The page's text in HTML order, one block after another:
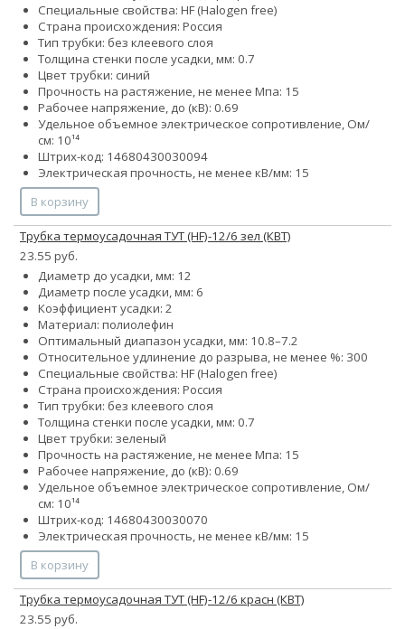
Специальные свойства: HF (Halogen free)
Страна происхождения: Россия
Тип трубки: без клеевого слоя
Толщина стенки после усадки, мм: 0.7
Цвет трубки: синий
Прочность на растяжение, не менее Мпа: 15
Рабочее напряжение, до (кВ): 0.69
Удельное объемное электрическое сопротивление, Ом/
см: 10¹⁴
Штрих-код: 14680430030094
Электрическая прочность, не менее кВ/мм: 15
В корзину
Трубка термоусадочная ТУТ (HF)-12/6 зел (КВТ)
23.55 руб.
Диаметр до усадки, мм: 12
Диаметр после усадки, мм: 6
Коэффициент усадки: 2
Материал: полиолефин
Оптимальный диапазон усадки, мм: 10.8–7.2
Относительное удлинение до разрыва, не менее %: 300
Специальные свойства: HF (Halogen free)
Страна происхождения: Россия
Тип трубки: без клеевого слоя
Толщина стенки после усадки, мм: 0.7
Цвет трубки: зеленый
Прочность на растяжение, не менее Мпа: 15
Рабочее напряжение, до (кВ): 0.69
Удельное объемное электрическое сопротивление, Ом/
см: 10¹⁴
Штрих-код: 14680430030070
Электрическая прочность, не менее кВ/мм: 15
В корзину
Трубка термоусадочная ТУТ (HF)-12/6 красн (КВТ)
23.55 руб.